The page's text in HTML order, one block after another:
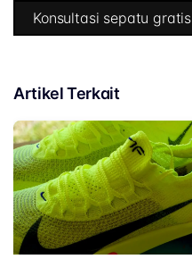
Konsultasi sepatu gratis
Artikel Terkait